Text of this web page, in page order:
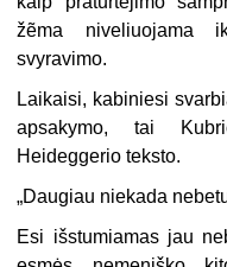
žẽma niveliuojama
svyravimo.
Laikaisi, kabiniesi
apsakymo, tai
Heideggerio teksto.
„Daugiau niekada
Esi išstumiamas jau